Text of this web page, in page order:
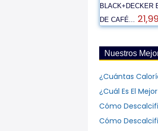
BLACK+DECKER
DE CAFÉ...
Nuestros
¿Cuántas
¿Cuál Es El
Cómo
Cómo